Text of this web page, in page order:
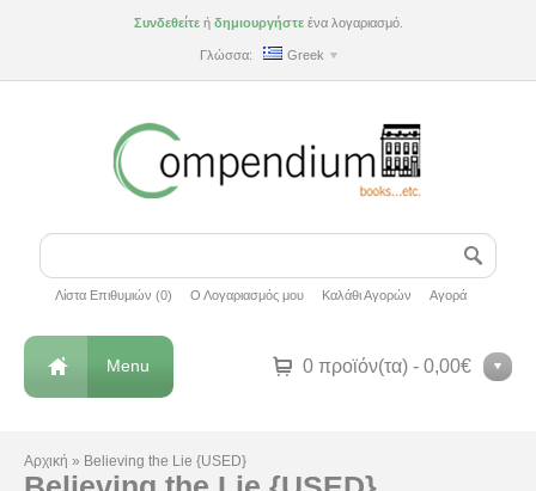
Συνδεθείτεή δημιουργήστεένα λογαριασμό.
Γλώσσα: Greek
Λίστα Επιθυμιών (0) Ο Λογαριασμός μου Καλάθι Αγορών Αγορά
0 προϊόν(τα) - 0,00€
Menu
Αρχική » Believing the Lie {USED}